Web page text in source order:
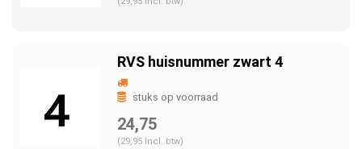
RVS huisnummer zwart 4
stuks op voorraad
24,75
(29,95 Incl. btw)